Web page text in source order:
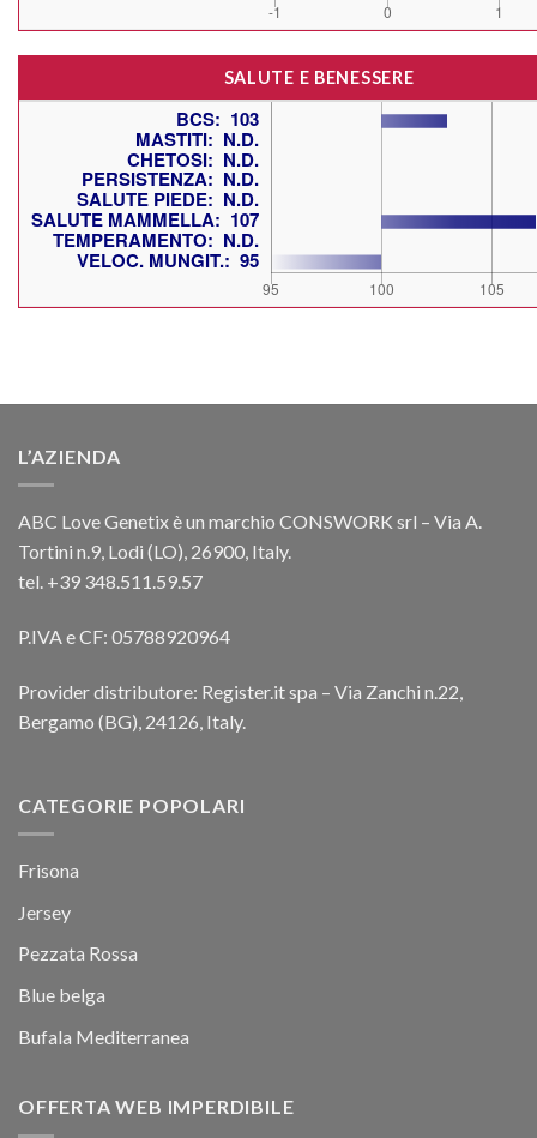
SALUTE E BENESSERE
L’AZIENDA
ABC Love Genetix è un marchio CONSWORK srl – Via A.
Tortini n.9, Lodi (LO), 26900, Italy.
tel. +39 348.511.59.57
P.IVA e CF: 05788920964
Provider distributore: Register.it spa – Via Zanchi n.22,
Bergamo (BG), 24126, Italy.
CATEGORIE POPOLARI
Frisona
Jersey
Pezzata Rossa
Blue belga
Bufala Mediterranea
OFFERTA WEB IMPERDIBILE